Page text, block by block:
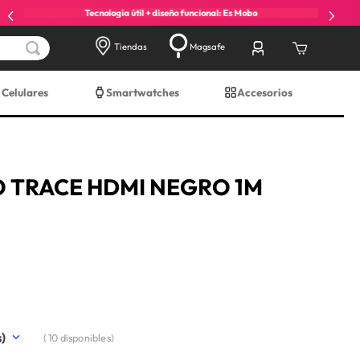
Tecnología útil + diseño funcional: Es Mobo
Tiendas Magsafe
Celulares Smartwatches Accesorios
TRACE HDMI NEGRO 1M
(10disponibles)